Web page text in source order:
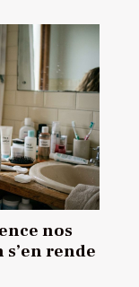
nos
s’en rende